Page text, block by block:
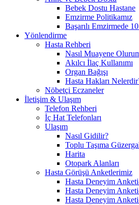
Bebek Dostu Hastane
Emzirme Politikamız
Başarılı Emzirmede
Yönlendirme
Hasta Rehberi
Nasıl Muayene
Akılcı İlaç Kullanımı
Organ Bağışı
Hasta Hakları
Nöbetçi Eczaneler
İletişim & Ulaşım
Telefon Rehberi
İç Hat Telefonları
Ulaşım
Nasıl Gidilir?
Toplu Taşıma
Harita
Otopark Alanları
Hasta Görüşü Anketlerimiz
Hasta Deneyim
Hasta Deneyim
Hasta Deneyim